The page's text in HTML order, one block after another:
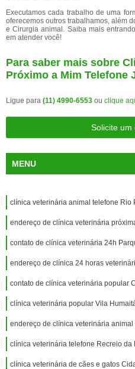
Executamos cada trabalho de uma
oferecemos outros trabalhamos, além
e Cirurgia animal. Saiba mais
em atender você!
Para saber mais sobre
Próximo a Mim Telefone
Ligue para (11) 4990-6553 ou clique
Solicite um
MENU
clínica veterinária animal telefone Rio
endereço de clínica veterinária
contato de clínica veterinária 24h
endereço de clínica 24 horas
contato de clínica veterinária popular
clínica veterinária popular Vila
endereço de clínica veterinária animal
clínica veterinária telefone Recreio da
clínica veterinária de cães e gatos